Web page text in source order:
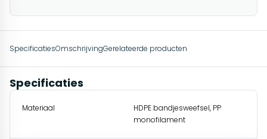
SpecificatiesOmschrijvingGerelateerde producten
Specificaties
Materiaal
HDPE bandjesweefsel, PP
monofilament